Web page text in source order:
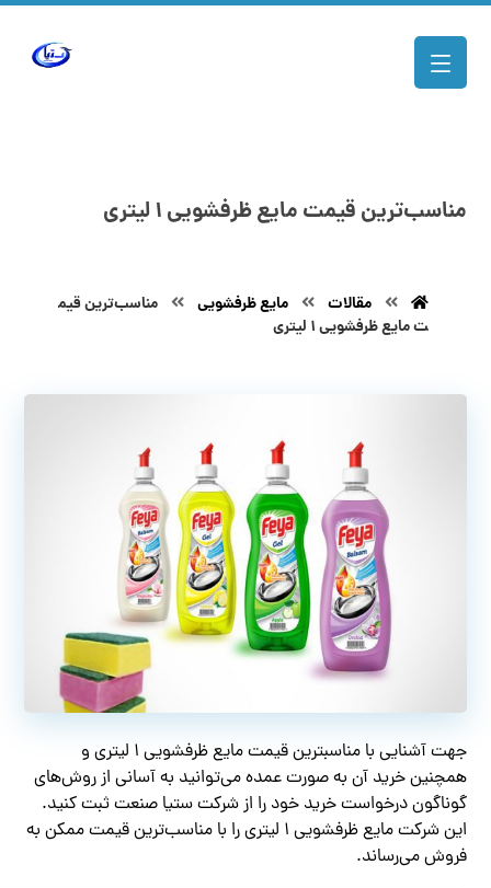
مناسب‌ترین قیمت مایع ظرفشویی ۱ لیتری
مقالات مایع ظرفشویی
مناسب‌ترین قیم
ت مایع ظرفشویی ۱ لیتری
جهت آشنایی با مناسبترین قیمت مایع ظرفشویی ۱ لیتری و
همچنین خرید آن به صورت عمده می‌توانید به آسانی از روش‌های
گوناگون درخواست خرید خود را از شرکت ستیا صنعت ثبت کنید.
این شرکت مایع ظرفشویی ۱ لیتری را با مناسب‌ترین قیمت ممکن به
فروش می‌رساند.